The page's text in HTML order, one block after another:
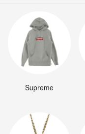
Supreme